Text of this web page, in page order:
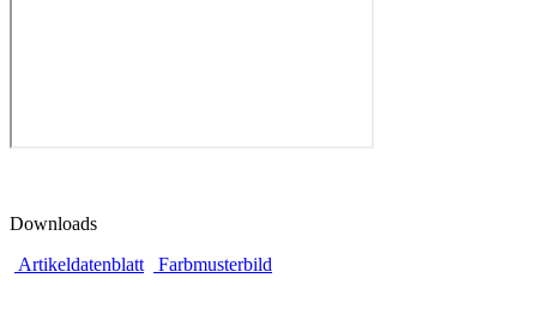
Downloads
Artikeldatenblatt
Farbmusterbild